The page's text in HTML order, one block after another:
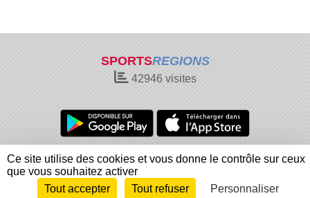
SPORTSREGIONS
42946visites
Charte cookies
Gestion des cookies
Informations légales
Signaler un contenu inapproprié
Envie de participer ?
Connexion
Ce site utilise des cookies et vous donne le contrôle sur ceux
que vous souhaitez activer
Tout accepter
Tout refuser Personnaliser